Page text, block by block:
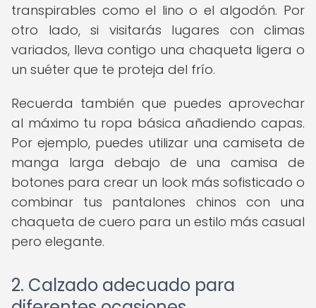
transpirables como el lino o el algodón. Por
otro lado, si visitarás lugares con climas
variados, lleva contigo una chaqueta ligera o
un suéter que te proteja del frío.
Recuerda también que puedes aprovechar
al máximo tu ropa básica añadiendo capas.
Por ejemplo, puedes utilizar una camiseta de
manga larga debajo de una camisa de
botones para crear un look más sofisticado o
combinar tus pantalones chinos con una
chaqueta de cuero para un estilo más casual
pero elegante.
2. Calzado adecuado para